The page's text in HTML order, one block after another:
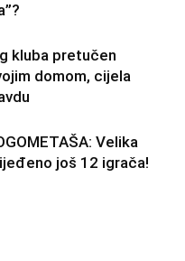
kluba pretučen
domom, cijela
Velika
još 12 igrača!